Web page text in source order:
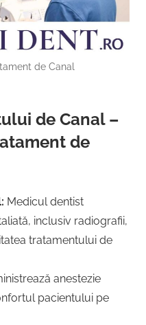
de Canal
de Canal –
de
Medicul dentist
inclusiv radiografii,
tratamentului de
anestezie
pacientului pe